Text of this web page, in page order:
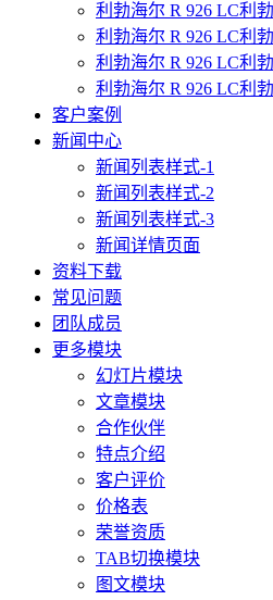
利勃海尔 R 926 LC利
利勃海尔 R 926 LC利
利勃海尔 R 926 LC利
利勃海尔 R 926 LC利
客户案例
新闻中心
新闻列表样式-1
新闻列表样式-2
新闻列表样式-3
新闻详情页面
资料下载
常见问题
团队成员
更多模块
幻灯片模块
文章模块
合作伙伴
特点介绍
客户评价
价格表
荣誉资质
TAB切换模块
图文模块